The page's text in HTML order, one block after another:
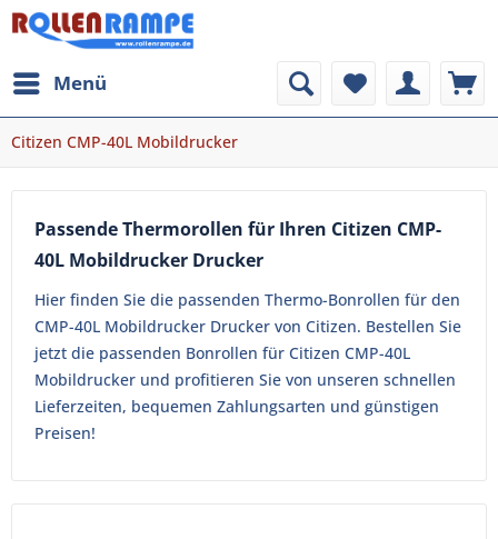
Menü
Citizen CMP-40L Mobildrucker
Passende Thermorollen für Ihren Citizen CMP-
40L Mobildrucker Drucker
Hier finden Sie die passenden Thermo-Bonrollen für den
CMP-40L Mobildrucker Drucker von Citizen. Bestellen Sie
jetzt die passenden Bonrollen für Citizen CMP-40L
Mobildrucker und profitieren Sie von unseren schnellen
Lieferzeiten, bequemen Zahlungsarten und günstigen
Preisen!